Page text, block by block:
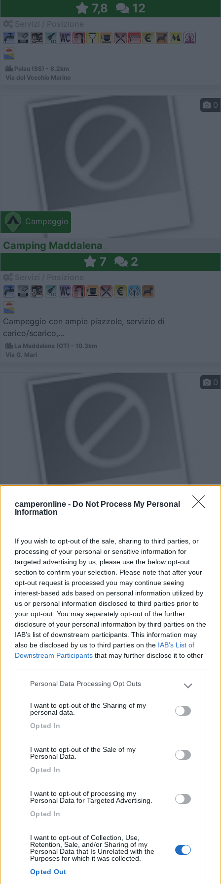
camperonline - Do Not Process My Personal
Information
If you wish to opt-out of the sale, sharing to third parties, or
processing of your personal or sensitive information for
targeted advertising by us, please use the below opt-out
section to confirm your selection. Please note that after your
opt-out request is processed you may continue seeing
interest-based ads based on personal information utilized by
us or personal information disclosed to third parties prior to
your opt-out. You may separately opt-out of the further
disclosure of your personal information by third parties on the
IAB’s list of downstream participants. This information may
also be disclosed by us to third parties on the IAB’s List of
Downstream Participants that may further disclose it to other
Please note that this website/app uses one or more Google
not limited to your visit or usage behaviour. You may click to
grant or deny consent to Google and its third-party tags to
use your data for below specified purposes in below Google
Personal Data Processing Opt Outs
I want to opt-out of the Sharing of my
personal data.
Opted In
I want to opt-out of the Sale of my
Personal Data.
Opted In
I want to opt-out of processing my
Personal Data for Targeted Advertising.
Opted In
I want to opt-out of Collection, Use,
Retention, Sale, and/or Sharing of my
Personal Data that Is Unrelated with the
Purposes for which it was collected.
Opted Out
7,8 12
Palau (SS) - 8.2km
Via del Vecchio Marino
Campeggio
0
Camping Maddalena
7 2
Campeggio con ampie piazzole, servizio di
carico/scarico,...
La Maddalena (OT) - 10.3km
Via G. Mari
Campeggio
0
0
Servizi / Posizione
La Maddalena (OT) - 10.4km
Loc. Punta Cannone
Abbatoggia Village
Servizi / Posizione
A 20m dalla spiaggia libera, struttura circondata dal
La Maddalena (OT) - 14km